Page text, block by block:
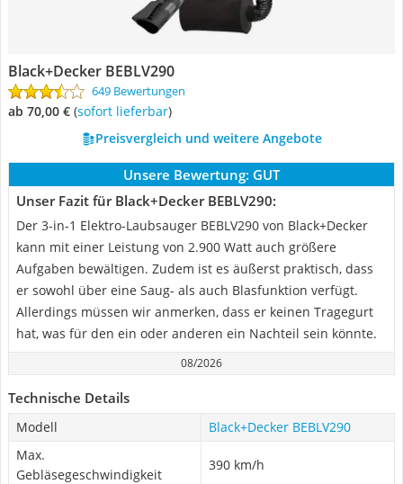
Black+Decker BEBLV290
649 Bewertungen
ab 70,00 € ( Sofort lieferbar)
Preisvergleich und weitere Angebote
Unsere Bewertung: GUT
Unser Fazit für Black+Decker BEBLV290:
Der 3-in-1 Elektro-Laubsauger BEBLV290 von Black+Decker
kann mit einer Leistung von 2.900 Watt auch größere
Aufgaben bewältigen. Zudem ist es äußerst praktisch, dass
er sowohl über eine Saug- als auch Blasfunktion verfügt.
Allerdings müssen wir anmerken, dass er keinen Tragegurt
hat, was für den ein oder anderen ein Nachteil sein könnte.
08/2026
Technische Details
Modell
Black+Decker BEBLV290
Max.
Gebläsegeschwindigkeit
390 km/h